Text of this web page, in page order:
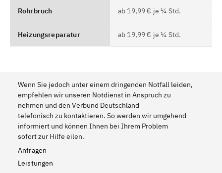
Rohrbruch ab 19,99 € je ¼ Std.
Heizungsreparatur ab 19,99 € je ¼ Std.
Wenn Sie jedoch unter einem dringenden Notfall leiden,
empfehlen wir unseren Notdienst in Anspruch zu
nehmen und den Verbund Deutschland
telefonisch zu kontaktieren. So werden wir umgehend
informiert und können Ihnen bei Ihrem Problem
sofort zur Hilfe eilen.
Anfragen
Leistungen